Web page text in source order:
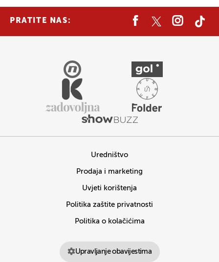
PRATITE NAS:
Uredništvo
Prodaja i marketing
Uvjeti korištenja
Politika zaštite privatnosti
Politika o kolačićima
Upravljanje obavijestima